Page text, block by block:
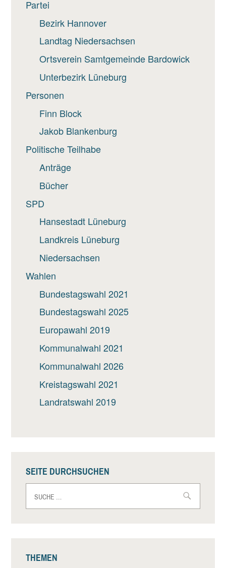
Partei
Bezirk Hannover
Landtag Niedersachsen
Ortsverein Samtgemeinde Bardowick
Unterbezirk Lüneburg
Personen
Finn Block
Jakob Blankenburg
Politische Teilhabe
Anträge
Bücher
SPD
Hansestadt Lüneburg
Landkreis Lüneburg
Niedersachsen
Wahlen
Bundestagswahl 2021
Bundestagswahl 2025
Europawahl 2019
Kommunalwahl 2021
Kommunalwahl 2026
Kreistagswahl 2021
Landratswahl 2019
SEITE DURCHSUCHEN
nach:
THEMEN